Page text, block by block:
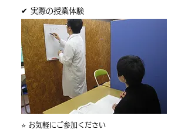
✔ 実際の授業体験
⭐ お気軽にご参加ください